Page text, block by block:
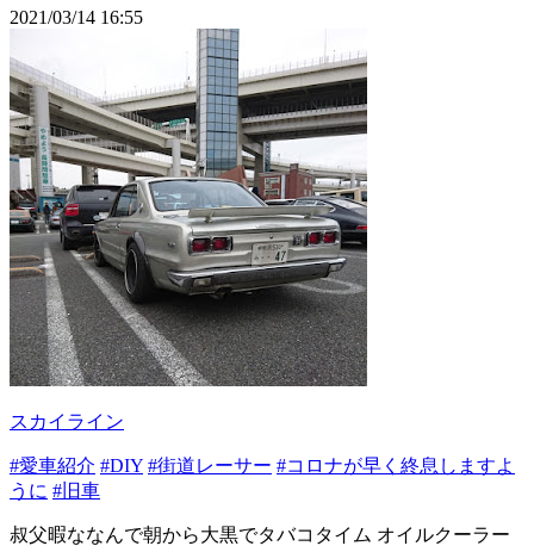
2021/03/14 16:55
スカイライン
#愛車紹介 #DIY #街道レーサー #コロナが早く終息しますよ
うに #旧車
叔父暇ななんで朝から大黒でタバコタイム オイルクーラー